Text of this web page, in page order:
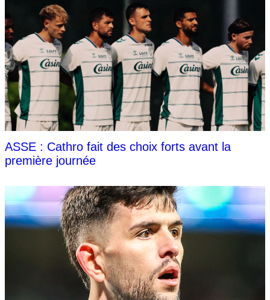
ASSE : Cathro fait des choix forts avant la
première journée